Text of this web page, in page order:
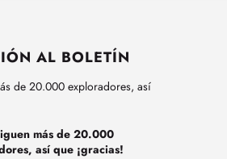
AL BOLETÍN
de 20.000 exploradores, así
más de 20.000
así que ¡gracias!